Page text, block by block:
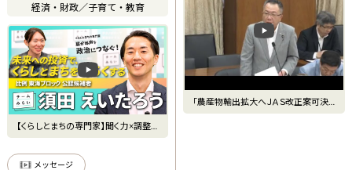
経済・財政／子育て・教育
【くらしとまちの専門家】聞く力×調整
力 #須田えいたろう が
メッセージ
「農産物輸出拡大へＪＡＳ改正案可決」
（2017年6月15日・